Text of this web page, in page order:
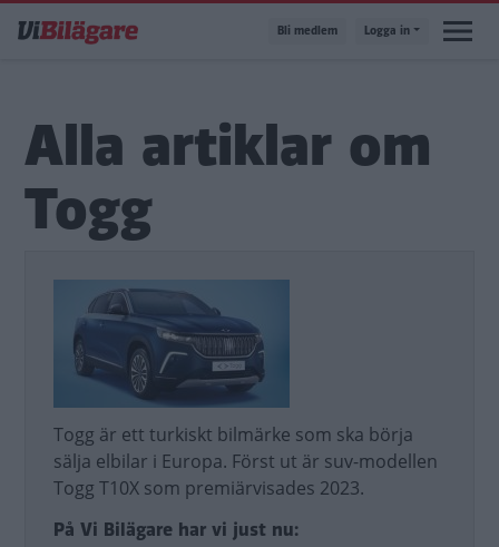
till
Bli medlem Logga in
Alla artiklar om
Togg
Togg är ett turkiskt bilmärke som ska börja
sälja elbilar i Europa. Först ut är suv-modellen
Togg T10X som premiärvisades 2023.
På Vi Bilägare har vi just nu: